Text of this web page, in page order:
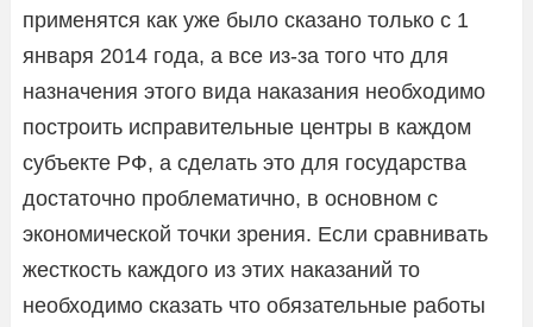
применятся как уже было сказано только с 1
января 2014 года, а все из-за того что для
назначения этого вида наказания необходимо
построить исправительные центры в каждом
субъекте РФ, а сделать это для государства
достаточно проблематично, в основном с
экономической точки зрения. Если сравнивать
жесткость каждого из этих наказаний то
необходимо сказать что обязательные работы